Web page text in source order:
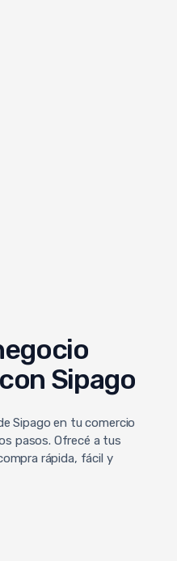
Sipago
Sipago en tu comercio
pasos. Ofrecé a tus
rápida, fácil y